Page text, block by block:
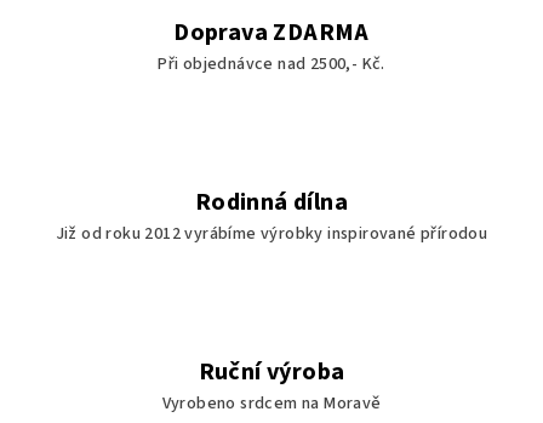
Doprava ZDARMA
Při objednávce nad 2500,- Kč.
Rodinná dílna
Již od roku 2012 vyrábíme výrobky inspirované přírodou
Ruční výroba
Vyrobeno srdcem na Moravě